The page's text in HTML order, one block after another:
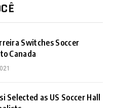
Switches Soccer
Canada
Selected as US Soccer Hall